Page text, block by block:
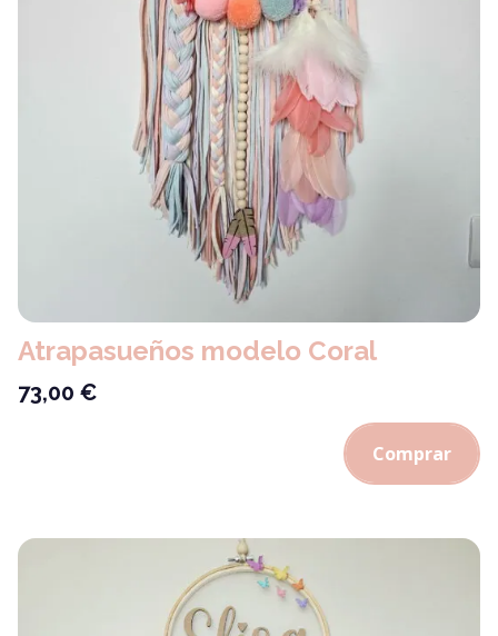
Atrapasueños modelo Coral
73,00 €
Comprar